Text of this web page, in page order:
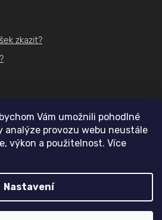
Vám umožnili pohodlné
analýze provozu webu neustále
výkon a použitelnost. Více
Nastavení
zkazit?
. Všechna práva vyhrazena.